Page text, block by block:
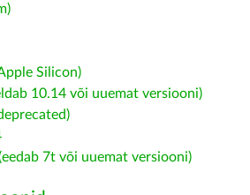
Silicon)
10.14 või uuemat versiooni)
7t või uuemat versiooni)